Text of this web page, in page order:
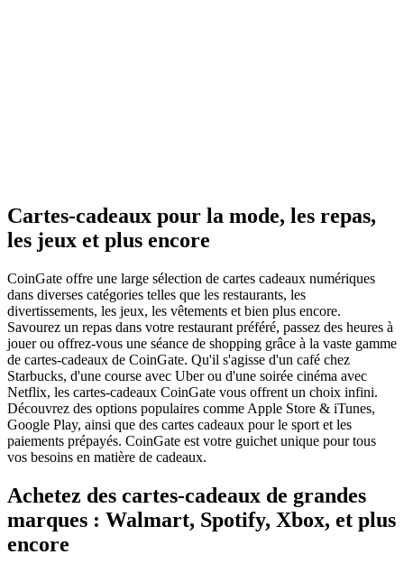
Cartes-cadeaux pour la mode, les repas,
les jeux et plus encore
CoinGate offre une large sélection de cartes cadeaux numériques
dans diverses catégories telles que les restaurants, les
divertissements, les jeux, les vêtements et bien plus encore.
Savourez un repas dans votre restaurant préféré, passez des heures à
jouer ou offrez-vous une séance de shopping grâce à la vaste gamme
de cartes-cadeaux de CoinGate. Qu'il s'agisse d'un café chez
Starbucks, d'une course avec Uber ou d'une soirée cinéma avec
Netflix, les cartes-cadeaux CoinGate vous offrent un choix infini.
Découvrez des options populaires comme Apple Store & iTunes,
Google Play, ainsi que des cartes cadeaux pour le sport et les
paiements prépayés. CoinGate est votre guichet unique pour tous
vos besoins en matière de cadeaux.
Achetez des cartes-cadeaux de grandes
marques : Walmart, Spotify, Xbox, et plus
encore